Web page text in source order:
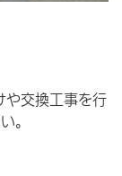
や交換工事を行
。